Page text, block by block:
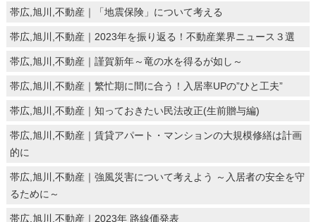
帯広,旭川,不動産｜「地震保険」について考える
帯広,旭川,不動産｜2023年を振り返る！不動産業界ニュース３選
帯広,旭川,不動産｜謹賀新年～竜の水を得るが如し～
帯広,旭川,不動産｜繁忙期に間に合う！入居率UPの”ひと工夫”
帯広,旭川,不動産｜知っておきたい民法改正(生前贈与編)
帯広,旭川,不動産｜賃貸アパート・マンションの大規模修繕は計画
的に
帯広,旭川,不動産｜強風災害について考えよう ～入居者の安全を守
るために～
帯広,旭川,不動産｜2023年 路線価発表